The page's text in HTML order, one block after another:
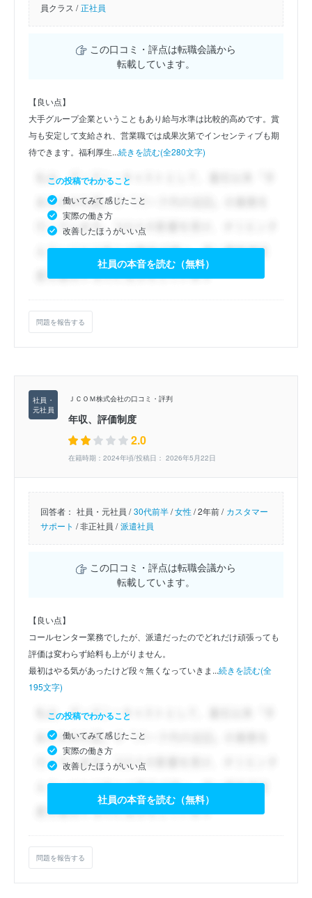
員クラス / 正社員
この口コミ・評点は転職会議から
転載しています。
【良い点】
大手グループ企業ということもあり給与水準は比較的高めです。賞
与も安定して支給され、営業職では成果次第でインセンティブも期
待できます。福利厚生...続きを読む(全280文字)
この投稿でわかること
働いてみて感じたこと
実際の働き方
改善したほうがいい点
社員の本音を読む（無料）
問題を報告する
ＪＣＯＭ株式会社の口コミ・評判
年収、評価制度
2.0
在籍時期：2024年頃/投稿日： 2026年5月22日
回答者： 社員・元社員 / 30代前半/女性/2年前 / カスタマー
サポート /非正社員 / 派遣社員
この口コミ・評点は転職会議から
転載しています。
【良い点】
コールセンター業務でしたが、派遣だったのでどれだけ頑張っても
評価は変わらず給料も上がりません。
最初はやる気があったけど段々無くなっていきま...続きを読む(全
195文字)
この投稿でわかること
働いてみて感じたこと
実際の働き方
改善したほうがいい点
社員の本音を読む（無料）
問題を報告する